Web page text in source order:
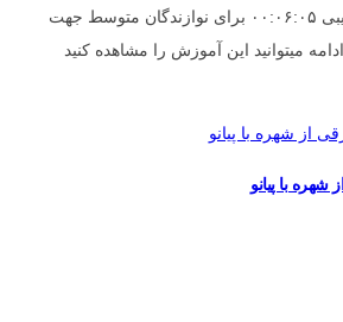
با فرمت MP4 و زمان تقریبی ۰۰:۰۶:۰۵ برای نوازندگان متوسط جهت
میتوانید این آموزش را مشاهده کنید
با پیانو